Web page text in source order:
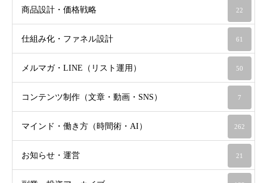
商品設計・価格戦略 22
仕組み化・ファネル設計 61
メルマガ・LINE（リスト運用） 50
コンテンツ制作（文章・動画・SNS） 7
マインド・働き方（時間術・AI） 262
お知らせ・運営 21